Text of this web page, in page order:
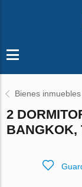
Bienes
2
BANGKOK,